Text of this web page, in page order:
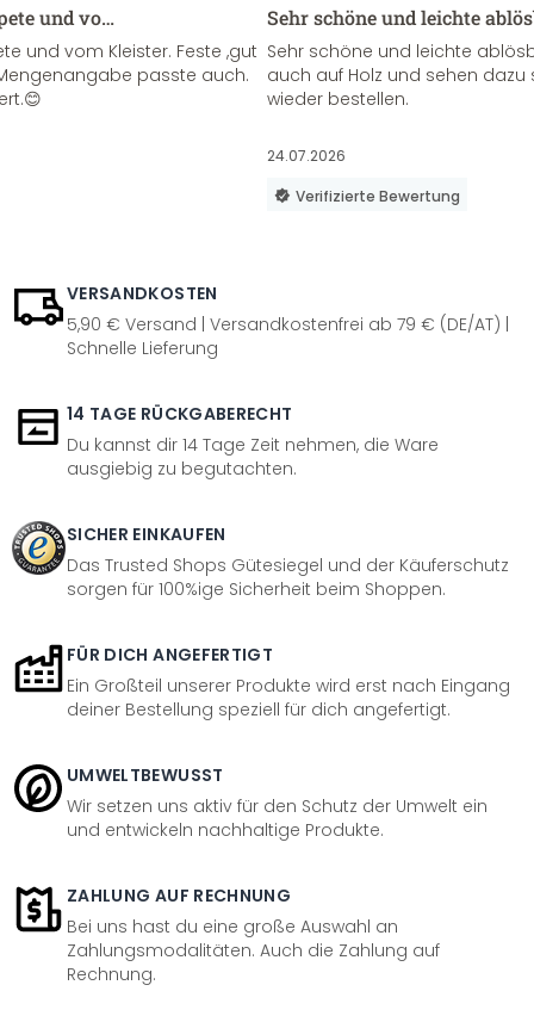
und vo…
und vom Kleister. Feste ,gut
passte auch.
Sehr schöne und leichte
Sehr schöne und leichte
auch auf Holz und sehen
wieder bestellen.
24.07.2026
Verifizierte Bewertung
VERSANDKOSTEN
5,90 € Versand | Versandkostenfrei ab 79 € (DE/AT) |
Schnelle Lieferung
14 TAGE RÜCKGABERECHT
Du kannst dir 14 Tage Zeit nehmen, die Ware
ausgiebig zu begutachten.
SICHER EINKAUFEN
Das Trusted Shops Gütesiegel und der Käuferschutz
sorgen für 100%ige Sicherheit beim Shoppen.
FÜR DICH ANGEFERTIGT
Ein Großteil unserer Produkte wird erst nach Eingang
deiner Bestellung speziell für dich angefertigt.
UMWELTBEWUSST
Wir setzen uns aktiv für den Schutz der Umwelt ein
und entwickeln nachhaltige Produkte.
ZAHLUNG AUF RECHNUNG
Bei uns hast du eine große Auswahl an
Zahlungsmodalitäten. Auch die Zahlung auf
Rechnung.